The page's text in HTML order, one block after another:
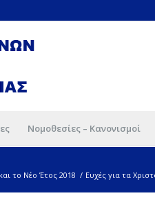
Νομοθεσίες – Κανονισμοί
το Νέο Έτος 2018 / Ευχές για τα